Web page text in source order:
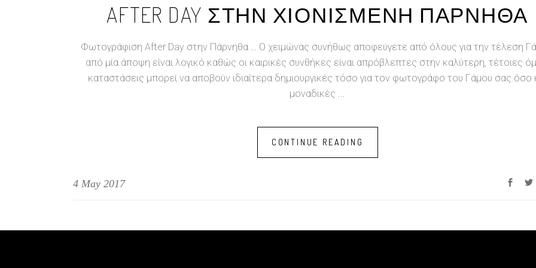
AFTER DAY ΣΤΗΝ ΧΙΟΝΙΣΜΕΝΗ ΠΑΡΝΗΘΑ
Φωτογράφιση After Day στην Πάρνηθα … Ο χειμώνας συνήθως αποφεύγετε από όλους για την τέλεση
από μία άποψη είναι λογικό καθώς οι καιρικές συνθήκες είναι απρόβλεπτες στην καλύτερη, τέτοιες
καταστάσεις μπορεί να αποβούν ιδιαίτερα δημιουργικές τόσο για τον φωτογράφο του Γάμου σας όσο
μοναδικές
CONTINUE READING
4 May 2017